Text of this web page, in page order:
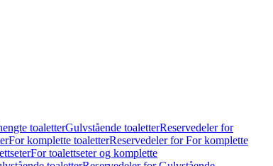
toaletterGulvstående toaletterReservedeler for
For komplette toaletterReservedeler for For komplette
For toalettseter og komplette